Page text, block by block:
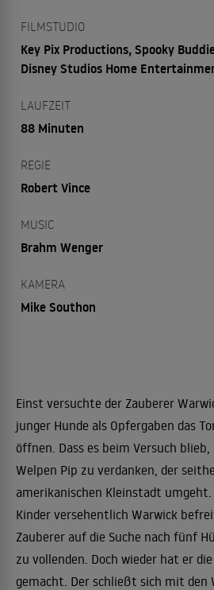
FILMSTUDIO
Key Pix Productions, Spooky
Disney Studios Home
LAUFZEIT
88 Minuten
REGIE
Robert Vince
MUSIC
Brahm Wenger
KAMERA
Mike Southon
Einst versuchte der Zauberer
junger Hunde als Opfergaben das
öffnen. Dass es beim Versuch
Welpen Pip zu verdanken, der
amerikanischen Kleinstadt
Kinder versehentlich Warwick
Zauberer auf die Suche nach fünf
zu vollenden. Doch wieder hat er
gemacht. Der schließt sich mit den